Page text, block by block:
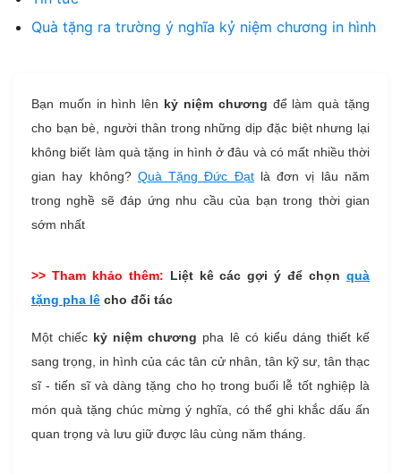
Quà tặng ra trường ý nghĩa kỷ niệm chương in hình
Bạn muốn in hình lên kỷ niệm chương để làm quà tặng
cho bạn bè, người thân trong những dịp đặc biệt nhưng lại
không biết làm quà tặng in hình ở đâu và có mất nhiều thời
gian hay không? Quà Tặng Đức Đạtlà đơn vị lâu năm
trong nghề sẽ đáp ứng nhu cầu của bạn trong thời gian
sớm nhất
>> Tham khảo thêm: Liệt kê các gợi ý để chọnquà
tặng pha lê cho đối tác
Một chiếc kỷ niệm chương pha lê có kiểu dáng thiết kế
sang trọng, in hình của các tân cử nhân, tân kỹ sư, tân thạc
sĩ - tiến sĩ và dàng tặng cho họ trong buổi lễ tốt nghiệp là
món quà tặng chúc mừng ý nghĩa, có thể ghi khắc dấu ấn
quan trọng và lưu giữ được lâu cùng năm tháng.